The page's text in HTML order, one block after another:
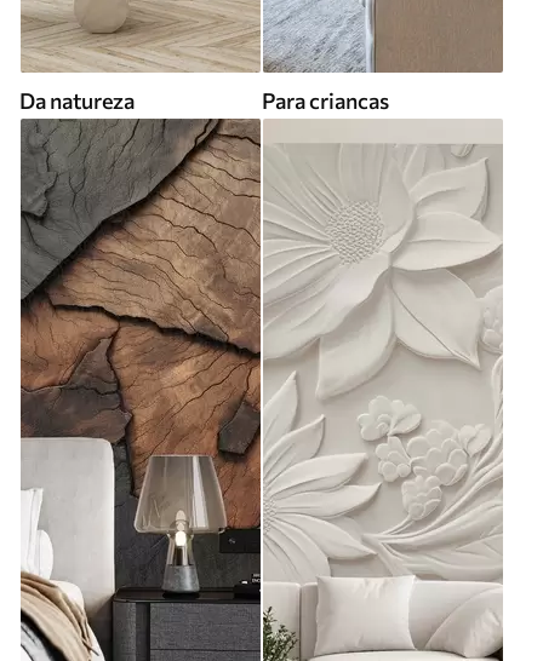
Da natureza Para criancas